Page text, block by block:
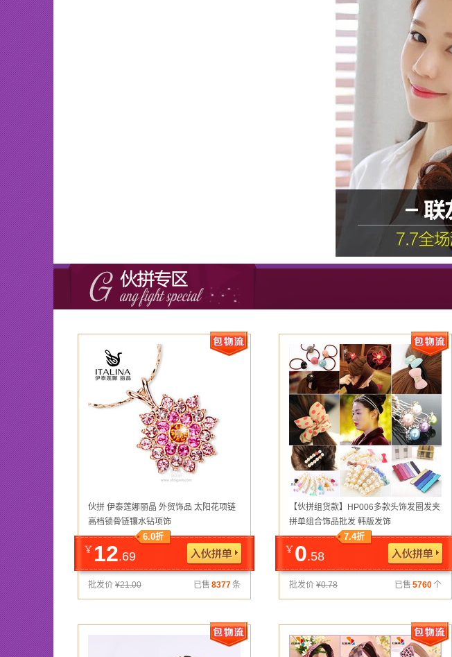
伙拼 伊泰莲娜丽晶 外贸饰品 太阳花项链
高档锁骨链镶水钻项饰
批发价 ¥21.00 已售 8377 条
12.69
6.0折
【伙拼组货款】HP006多款头饰发圈发夹
拼单组合饰品批发 韩版发饰
批发价 ¥0.78 已售 5760个
0.58
7.4折